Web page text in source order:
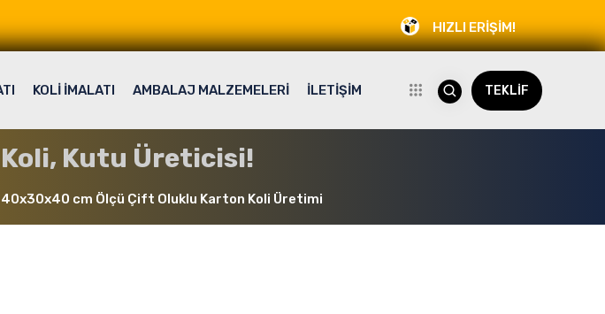
HIZLI ERİŞİM!
KOLİ İMALATI AMBALAJ MALZEMELERİ İLETİŞİM TEKLİF
Kutu Üreticisi!
40x30x40 cm Ölçü Çift Oluklu Karton Koli Üretimi